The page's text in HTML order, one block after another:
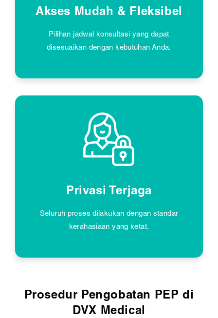
Akses Mudah & Fleksibel
Pilihan jadwal konsultasi yang dapat
disesuaikan dengan kebutuhan Anda.
Privasi Terjaga
Seluruh proses dilakukan dengan standar
kerahasiaan yang ketat.
Prosedur Pengobatan PEP di
DVX Medical